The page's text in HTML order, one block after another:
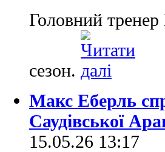
Головний тренер
сезон.
Макс Еберль
Саудівської
15.05.26 13:17